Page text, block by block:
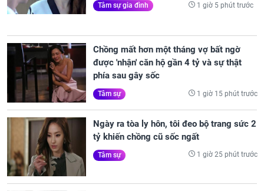
Tâm sự gia đình 1 giờ 5 phút trước
Chồng mất hơn một tháng vợ bất ngờ
được 'nhận' căn hộ gần 4 tỷ và sự thật
phía sau gây sốc
Tâm sự 1 giờ 15 phút trước
Ngày ra tòa ly hôn, tôi đeo bộ trang sức 2
tỷ khiến chồng cũ sốc ngất
Tâm sự 1 giờ 25 phút trước